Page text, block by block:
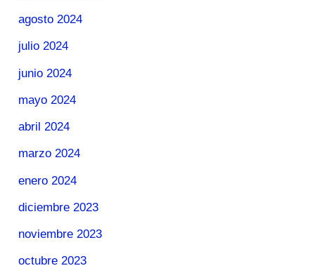
agosto 2024
julio 2024
junio 2024
mayo 2024
abril 2024
marzo 2024
enero 2024
diciembre 2023
noviembre 2023
octubre 2023